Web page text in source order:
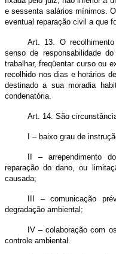
e sessenta salários mínimos.
eventual reparação civil a que
Art. 13. O
senso de responsabilidade
trabalhar, freqüentar curso ou
recolhido nos dias e horários
destinado a sua moradia
condenatória.
Art. 14. São
I – baixo grau de
II – arrependimento
reparação do dano, ou
causada;
III – comunicação
degradação ambiental;
IV – colaboração com
controle ambiental.